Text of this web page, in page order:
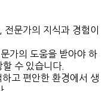
문가의 지식과 경험이
가의 도움을 받아야 하
수 있습니다.
고 편안한 환경에서 생